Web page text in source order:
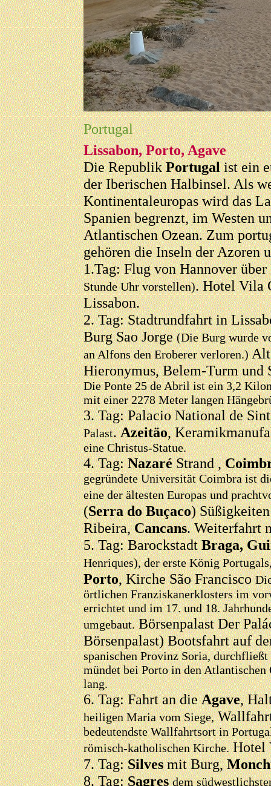
Portugal
Lissabon, Porto, Agave
Die RepublikPortugalist ein
der Iberischen Halbinsel. Als
Kontinentaleuropas wird das
Spanien begrenzt, im Westen
Atlantischen Ozean. Zum
gehören die Inseln der Azoren
1.Tag: Flug von Hannover
Stunde Uhr vorstellen). Hotel Vila
Lissabon.
2. Tag: Stadtrundfahrt in
Burg Sao Jorge(Die Burg wurde
an Alfons den Eroberer verloren.)
Hieronymus, Belem-Turm und
Die Ponte 25 de Abril ist ein 3,2
mit einer 2278 Meter langen
3. Tag: Palacio National de
Palast.Azeitäo,
eine Christus-Statue.
4. Tag:NazaréStrand ,
gegründete Universität Coimbra ist
eine der ältesten Europas und
(Serra do Buçaco)
Ribeira,Cancans. Weiterfahrt
5. Tag: BarockstadtBraga,
Henriques), der erste König
Porto, Kirche São Francisco
örtlichen Franziskanerklosters im
errichtet und im 17. und 18.
umgebaut.Börsenpalast Der
Börsenpalast) Bootsfahrt auf
spanischen Provinz Soria,
mündet bei Porto in den
lang.
6. Tag: Fahrt an dieAgave,
heiligen Maria vom Siege,
bedeutendste Wallfahrtsort in
römisch-katholischen Kirche.Hotel
7. Tag:Silvesmit Burg,
8. Tag:Sagresdem